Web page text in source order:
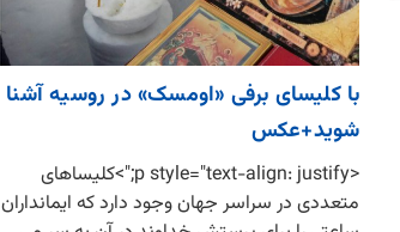
با کلیسای برفی «اومسک» در روسیه آشنا
شوید+عکس
<p style="text-align: justify;">کلیساهای
متعددی در سراسر جهان وجود دارد که ایمانداران